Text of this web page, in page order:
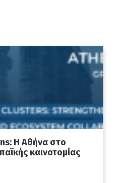
Η Αθήνα στο
καινοτομίας